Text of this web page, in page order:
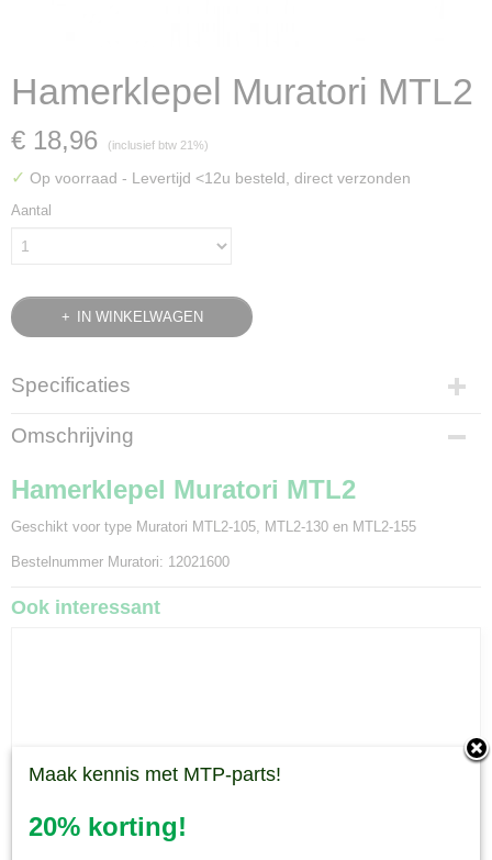
Hamerklepel Muratori MTL2
€ 18,96 (inclusief btw 21%)
✓ Op voorraad - Levertijd <12u besteld, direct verzonden
Aantal
IN WINKELWAGEN
Specificaties
Bruto gewicht
0,30 Kg
Omschrijving
Hamerklepel Muratori MTL2
Geschikt voor type Muratori MTL2-105, MTL2-130 en MTL2-155
Bestelnummer Muratori: 12021600
Ook interessant
Maak kennis met MTP-parts!
20% korting!